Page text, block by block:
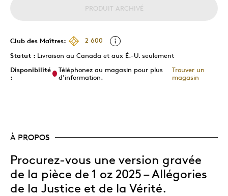
PRODUIT ARCHIVÉ
Club des Maîtres:
2 600
Statut : Livraison au Canada et aux É.-U. seulement
Disponibilité
:
Téléphonez au magasin pour plus
d’information.
Trouver un
magasin
À PROPOS
Procurez-vous une version gravée
de la pièce de 1 oz 2025–Allégories
de la Justice et de la Vérité.